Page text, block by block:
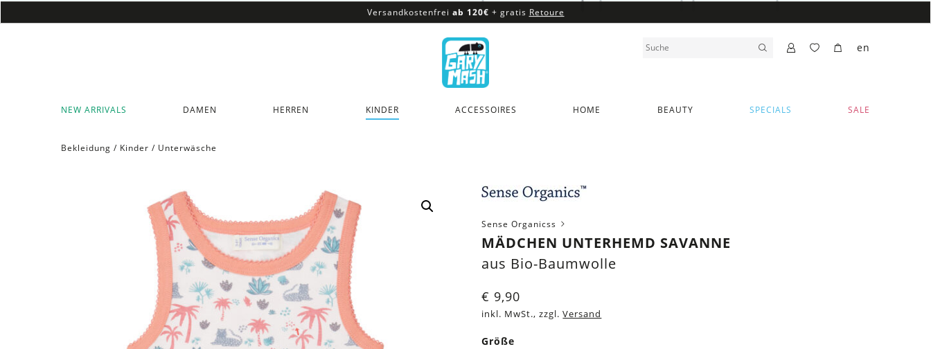
Versandkostenfrei ab 120€ + gratis Retoure
Versandkostenfreiab 120€
NEW ARRIVALS DAMEN HERREN KINDER ACCESSOIRES HOME BEAUTY SPECIALS SALE
en
Bekleidung / Kinder / Unterwäsche
Sense Organicss
MÄDCHEN UNTERHEMD SAVANNE
aus Bio-Baumwolle
€ 9,90
inkl. MwSt., zzgl. Versand
Größe